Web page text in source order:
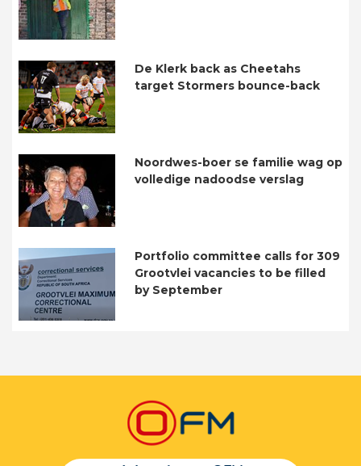
De Klerk back as Cheetahs
target Stormers bounce-back
Noordwes-boer se familie wag op
volledige nadoodse verslag
Portfolio committee calls for 309
Grootvlei vacancies to be filled
by September